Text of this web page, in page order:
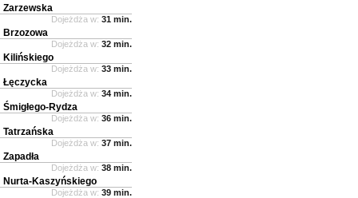
Zarzewska
Dojeżdża w: 31 min.
Brzozowa
Dojeżdża w: 32 min.
Kilińskiego
Dojeżdża w: 33 min.
Łęczycka
Dojeżdża w: 34 min.
Śmigłego-Rydza
Dojeżdża w: 36 min.
Tatrzańska
Dojeżdża w: 37 min.
Zapadła
Dojeżdża w: 38 min.
Nurta-Kaszyńskiego
Dojeżdża w: 39 min.